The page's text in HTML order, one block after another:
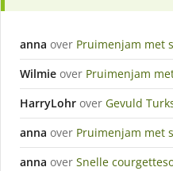
anna over Pruimenjam met
Wilmie over Pruimenjam
HarryLohr over Gevuld
anna over Pruimenjam met
anna over Snelle